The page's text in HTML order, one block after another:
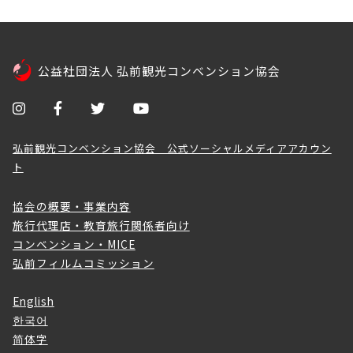
公益社団法人 弘前観光コンベンション協会
弘前観光コンベンション協会 公式ソーシャルメディアアカウン
ト
協会の概要・事業内容
旅行代理店・教育旅行関係者向け
コンベンション・MICE
弘前フィルムコミッション
English
한국어
简体字